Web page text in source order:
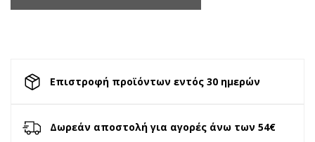
Επιστροφή προϊόντων εντός 30 ημερών
Δωρεάν αποστολή για αγορές άνω των 54€